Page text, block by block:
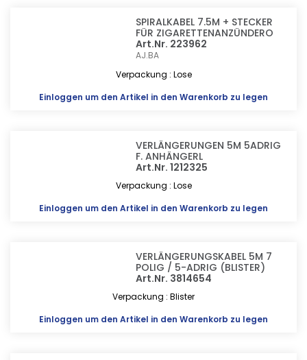
SPIRALKABEL 7.5M + STECKER
FÜR ZIGARETTENANZÜNDERO
Art.Nr. 223962
AJ.BA
Verpackung : Lose
Einloggen um den Artikel in den Warenkorb zu legen
VERLÄNGERUNGEN 5M 5ADRIG
F. ANHÄNGERL
Art.Nr. 1212325
Verpackung : Lose
Einloggen um den Artikel in den Warenkorb zu legen
VERLÄNGERUNGSKABEL 5M 7
POLIG / 5-ADRIG (BLISTER)
Art.Nr. 3814654
Verpackung : Blister
Einloggen um den Artikel in den Warenkorb zu legen